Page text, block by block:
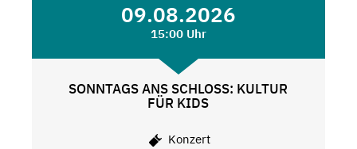
09.08.2026
15:00 Uhr
SONNTAGS ANS SCHLOSS: KULTUR
FÜR KIDS
Konzert